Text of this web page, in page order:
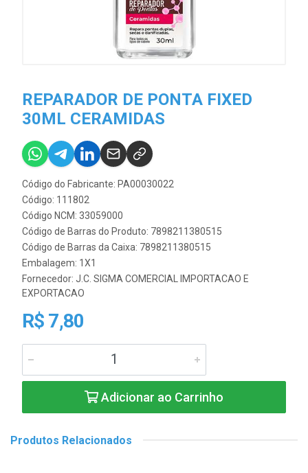
REPARADOR DE PONTA FIXED
30ML CERAMIDAS
Código do Fabricante: PA00030022
Código: 111802
Código NCM: 33059000
Código de Barras do Produto: 7898211380515
Código de Barras da Caixa: 7898211380515
Embalagem: 1X1
Fornecedor: J.C. SIGMA COMERCIAL IMPORTACAO E
EXPORTACAO
R$ 7,80
Adicionar ao Carrinho
Produtos Relacionados